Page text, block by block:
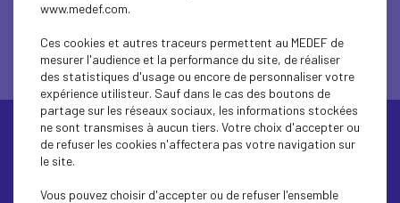
Back to topic
www.medef.com.
Ces cookies et autres traceurs permettent au MEDEF de
mesurer l'audience et la performance du site, de réaliser
des statistiques d'usage ou encore de personnaliser votre
expérience utilisteur. Sauf dans le cas des boutons de
partage sur les réseaux sociaux, les informations stockées
ne sont transmises à aucun tiers. Votre choix d'accepter ou
de refuser les cookies n'affectera pas votre navigation sur
le site.
Vous pouvez choisir d'accepter ou de refuser l'ensemble